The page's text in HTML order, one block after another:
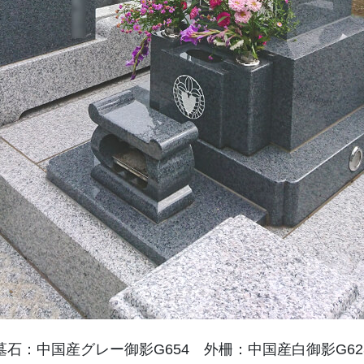
石：中国産グレー御影G654 外柵：中国産白御影